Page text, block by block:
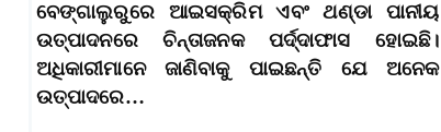
ବେଙ୍ଗାଲୁରୁରେ ଆଇସକ୍ରିମ ଏବଂ ଥଣ୍ଡା ପାନୀୟ
ଉତ୍ପାଦନରେ ଚିନ୍ତାଜନକ ପର୍ଦ୍ଦାଫାସ ହୋଇଛି।
ଅଧିକାରୀମାନେ ଜାଣିବାକୁ ପାଇଛନ୍ତି ଯେ ଅନେକ
ଉତ୍ପାଦରେ…